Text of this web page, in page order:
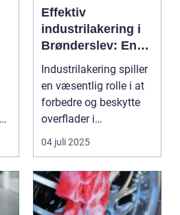
Effektiv
industrilakering i
Brønderslev: En
dybdegående
Industrilakering spiller
en væsentlig rolle i at
forbedre og beskytte
overflader i
forskellige...
04 juli 2025